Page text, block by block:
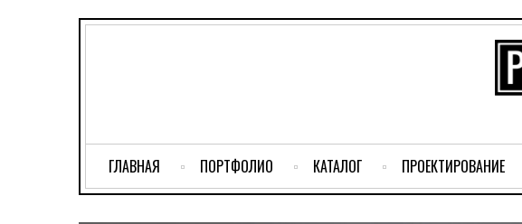
ГЛАВНАЯ ПОРТФОЛИО КАТАЛОГ ПРОЕКТИРОВАНИЕ